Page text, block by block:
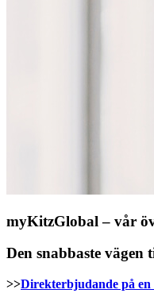
myKitzGlobal – vår
Den snabbaste
>>Direkterbjudande på en